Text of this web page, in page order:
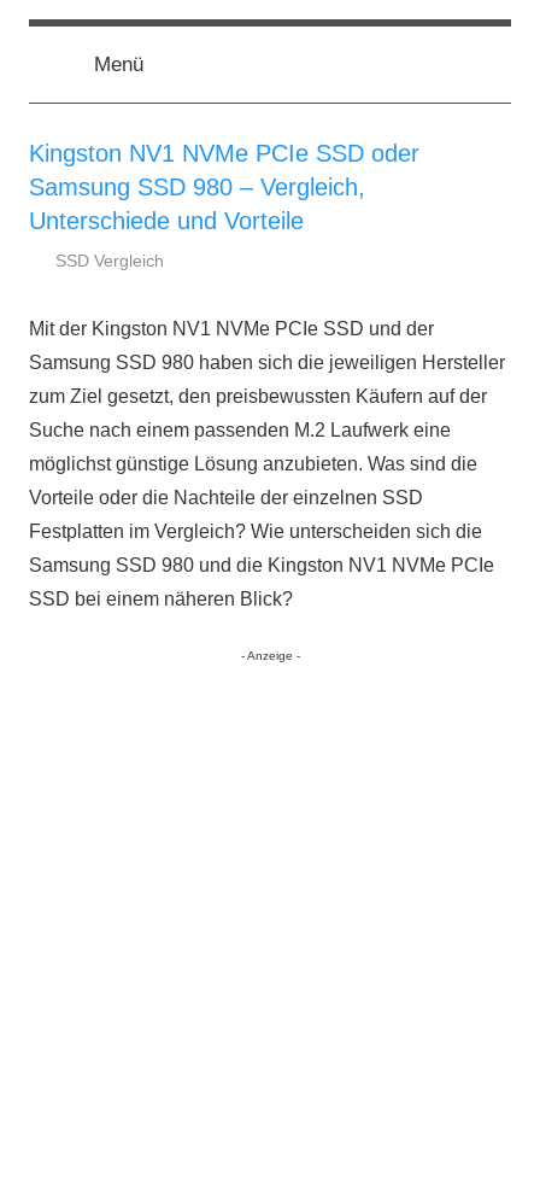
Zumssd-
ratgeber.de
SSD
Kaufberatung:
Empfehlung,
Kauftipp
Menü
Kingston NV1 NVMe PCIe SSD oder
Samsung SSD 980 – Vergleich,
Unterschiede und Vorteile
Juli
ratgeber.de
SSD Vergleich
Mit der Kingston NV1 NVMe PCIe SSD und der
Samsung SSD 980 haben sich die jeweiligen Hersteller
zum Ziel gesetzt, den preisbewussten Käufern auf der
Suche nach einem passenden M.2 Laufwerk eine
möglichst günstige Lösung anzubieten. Was sind die
Vorteile oder die Nachteile der einzelnen SSD
Festplatten im Vergleich? Wie unterscheiden sich die
Samsung SSD 980 und die Kingston NV1 NVMe PCIe
SSD bei einem näheren Blick?
- Anzeige -